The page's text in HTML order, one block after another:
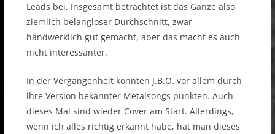
Leads bei. Insgesamt betrachtet ist das Ganze also
ziemlich belangloser Durchschnitt, zwar
handwerklich gut gemacht, aber das macht es auch
nicht interessanter.
In der Vergangenheit konnten J.B.O. vor allem durch
ihre Version bekannter Metalsongs punkten. Auch
dieses Mal sind wieder Cover am Start. Allerdings,
wenn ich alles richtig erkannt habe, hat man dieses